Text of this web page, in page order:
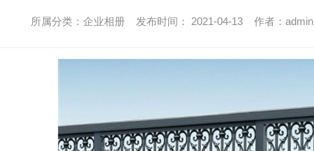
所属分类：企业相册 发布时间： 2021-04-13 作者：admin